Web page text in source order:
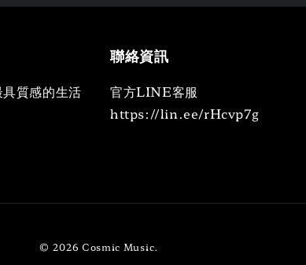
質感的生活
聯絡資訊
官方LINE客服
https://lin.ee/rHcvp7g
© 2026 Cosmic Music.